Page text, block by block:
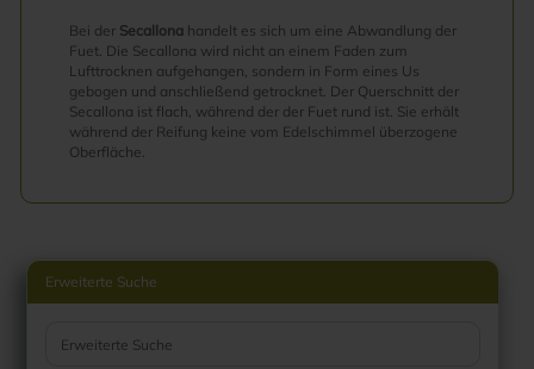
Bei der Secallona handelt es sich um eine Abwandlung der
Fuet. Die Secallona wird nicht an einem Faden zum
Lufttrocknen aufgehangen, sondern in Form eines Us
gebogen und anschließend getrocknet. Der Querschnitt der
Secallona ist flach, während der der Fuet rund ist. Sie erhält
während der Reifung keine vom Edelschimmel überzogene
Oberfläche.
Erweiterte Suche